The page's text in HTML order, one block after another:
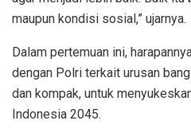
maupun kondisi sosial,” ujarnya.
Dalam pertemuan ini,
dengan Polri terkait urusan
dan kompak, untuk
Indonesia 2045.